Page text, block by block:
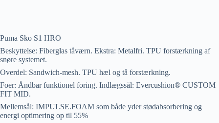
Puma Sko S1 HRO
Beskyttelse: Fiberglas tåværn. Ekstra: Metalfri. TPU forstærkning af
snøre systemet.
Overdel: Sandwich-mesh. TPU hæl og tå forstærkning.
Foer: Åndbar funktionel foring. Indlægssål: Evercushion® CUSTOM
FIT MID.
Mellemsål: IMPULSE.FOAM som både yder stødabsorbering og
energi optimering op til 55%